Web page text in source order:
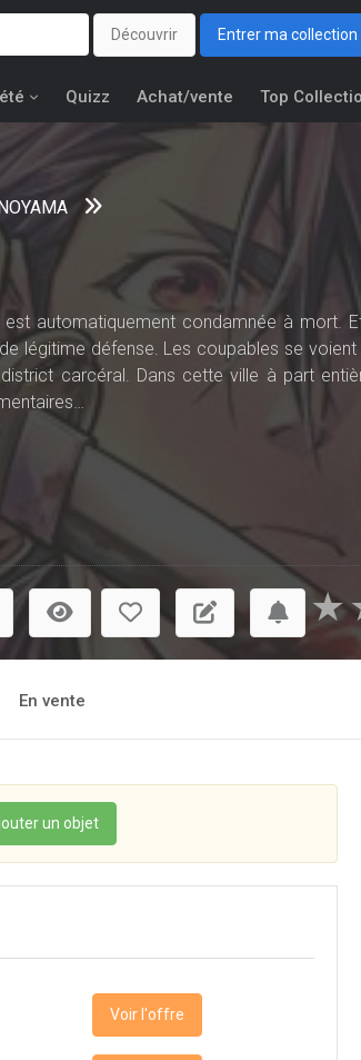
Découvrir Entrer ma collection
Quizz Achat/vente Top
automatiquement condamnée à mort.
légitime défense. Les coupables se voient
carcéral. Dans cette ville à part
★
En vente
un objet
Voir l'offre